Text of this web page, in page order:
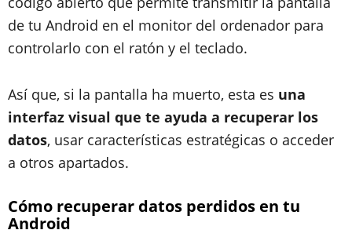
de tu Android en el monitor del ordenador para
controlarlo con el ratón y el teclado.
Así que, si la pantalla ha muerto, esta es una
interfaz visual que te ayuda a recuperar los
datos, usar características estratégicas o acceder
a otros apartados.
Cómo recuperar datos perdidos en tu
Android